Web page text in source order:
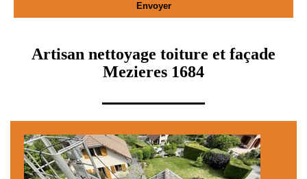
Artisan nettoyage toiture et façade
Mezieres 1684